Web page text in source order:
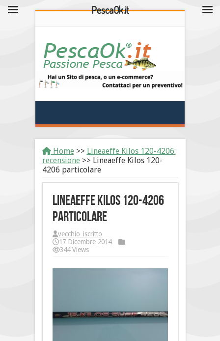
Home >> Lineaeffe Kilos 120-4206:
recensione >> Lineaeffe Kilos 120-
4206 particolare
Lineaeffe Kilos 120-4206
particolare
vecchio_iscritto
17 Dicembre 2014
344 Views
PescaOk.it